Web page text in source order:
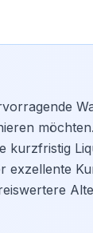
exzellente